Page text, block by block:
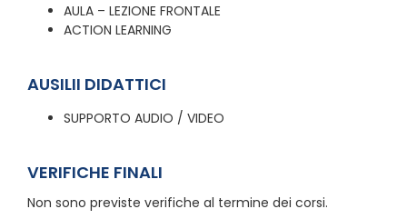
AULA – LEZIONE FRONTALE
ACTION LEARNING
AUSILII DIDATTICI
SUPPORTO AUDIO / VIDEO
VERIFICHE FINALI
Non sono previste verifiche al termine dei corsi.